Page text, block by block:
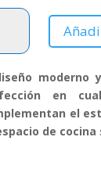
en
el
de